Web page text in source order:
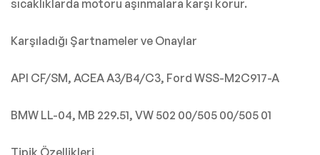
sıcaklıklarda motoru aşınmalara karşı korur.
Karşıladığı Şartnameler ve Onaylar
API CF/SM, ACEA A3/B4/C3, Ford WSS-M2C917-A
BMW LL-04, MB 229.51, VW 502 00/505 00/505 01
Tipik Özellikleri